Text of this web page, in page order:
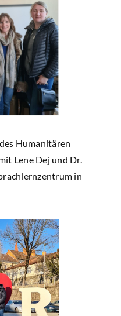
Humanitären
Lene Dej und Dr.
in